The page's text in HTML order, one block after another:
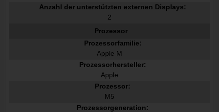
Anzahl der unterstützten externen Displays:
2
Prozessor
Prozessorfamilie:
Apple M
Prozessorhersteller:
Apple
Prozessor:
M5
Prozessorgeneration: